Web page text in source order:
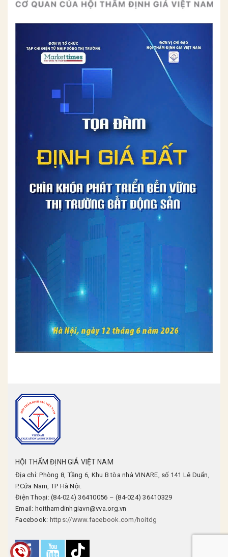
HỘI THẨM ĐỊNH GIÁ VIỆT NAM
Địa chỉ: Phòng 8, Tầng 6, Khu B tòa nhà VINARE, số 141 Lê Duẩn,
P.Cửa Nam, TP Hà Nội.
Điện Thoại: (84-024) 36410056 – (84-024) 36410329
Email: hoithamdinhgiavn@vva.org.vn
Facebook: https://www.facebook.com/hoitdg